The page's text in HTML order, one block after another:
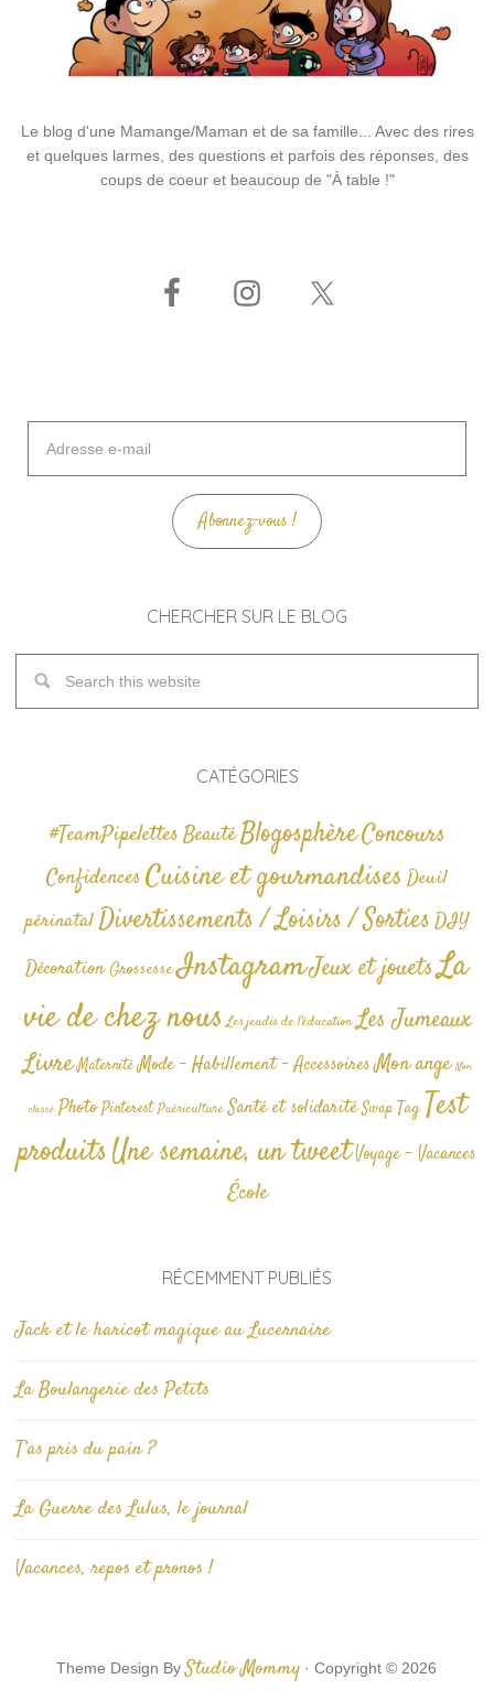
Le blog d'une Mamange/Maman et de sa famille... Avec des rires
et quelques larmes, des questions et parfois des réponses, des
coups de coeur et beaucoup de "À table !"
mail
Abonnez-vous !
CHERCHER SUR LE BLOG
CATÉGORIES
#TeamPipelettesBeautéBlogosphèreConcours
Confidences Cuisine et gourmandises Deuil
périnatalDivertissements / Loisirs / SortiesDIY
Décoration GrossesseInstagramJeux et jouetsLa
vie de chez nous Les jeudis de l'éducation Les Jumeaux
Livre Maternité Mode - Habillement - AccessoiresMon ange Non
classé Photo Pinterest Puériculture Santé et solidarité Swap TagTest
produitsUne semaine, un tweetVoyage - Vacances
École
RÉCEMMENT PUBLIÉS
Jack et le haricot magique au Lucernaire
La Boulangerie des Petits
T’as pris du pain ?
La Guerre des Lulus, le journal
Vacances, repos et pronos !
Theme Design ByStudio Mommy · Copyright © 2026